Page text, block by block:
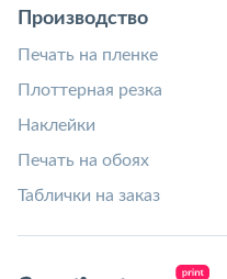
Производство
Печать на пленке
Плоттерная резка
Наклейки
Печать на обоях
Таблички на заказ